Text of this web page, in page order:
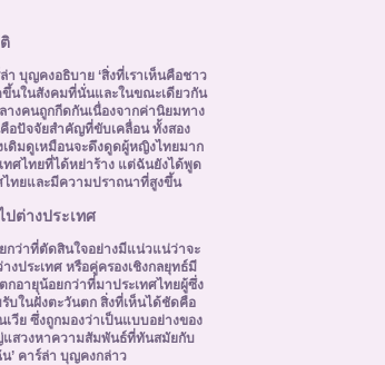
บุญคงอธิบาย ‘สิ่งที่เราเห็นคือชาว
ขึ้นในสังคมที่นั่นและในขณะเดียวกัน
างคนถูกกีดกันเนื่องจากค่านิยมทาง
อปัจจัยสำคัญที่ขับเคลื่อน ทั้งสอง
ดิมดูเหมือนจะดึงดูดผู้หญิงไทยมาก
ศไทยที่ได้หย่าร้าง แต่ฉันยังได้พูด
ทยและมีความปราถนาที่สูงขึ้น
ต่างประเทศ
กว่าที่ตัดสินใจอย่างมีแน่วแน่ว่าจะ
ประเทศ หรือคู่ครองเชิงกลยุทธ์มี
กอายุน้อยกว่าที่มาประเทศไทยผู้ซึ่ง
บในฝั่งตะวันตก สิ่งที่เห็นได้ชัดคือ
วีย ซึ่งถูกมองว่าเป็นแบบอย่างของ
สวงหาความสัมพันธ์ที่ทันสมัยกับ
’ คาร์ล่า บุญคงกล่าว